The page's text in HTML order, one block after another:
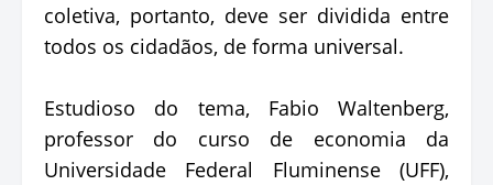
coletiva, portanto, deve ser dividida entre
todos os cidadãos, de forma universal.
Estudioso do tema, Fabio Waltenberg,
professor do curso de economia da
Universidade Federal Fluminense (UFF),